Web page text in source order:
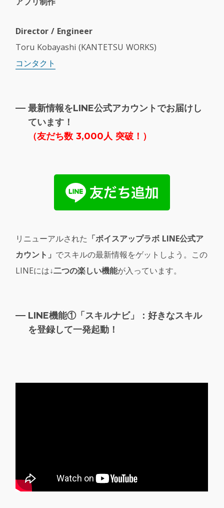
Director / Engineer
Toru Kobayashi (KANTETSU WORKS)
コンタクト
最新情報をLINE公式アカウントでお届けし
ています！
（友だち数 3,000人 突破！）
リニューアルされた 「ボイスアップラボ LINE公式ア
カウント」 でスキルの最新情報をゲットしよう。この
LINEには↓二つの楽しい機能が入っています。
LINE機能①「スキルナビ」：好きなスキル
を登録して一発起動！